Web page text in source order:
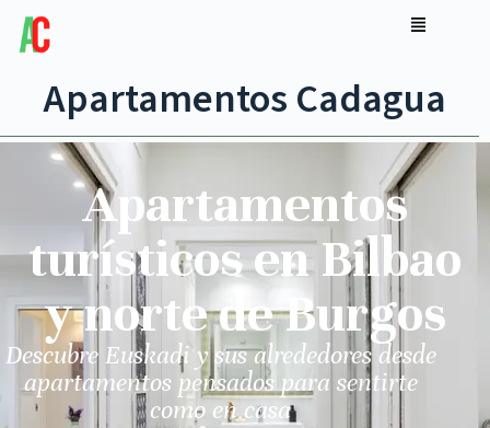
Apartamentos Cadagua
Apartamentos
turísticos en Bilbao
y norte de Burgos
Descubre Euskadi y sus alrededores desde
apartamentos pensados para sentirte
como en casa